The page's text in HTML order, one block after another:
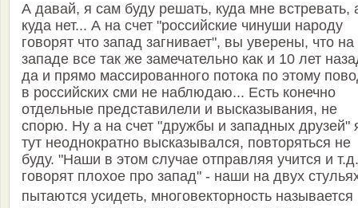
А давай, я сам буду решать, куда мне встревать,
куда нет... А на счет "российские чинуши народу
говорят что запад загнивает", вы уверены, что на
западе все так же замечательно как и 10 лет
да и прямо массированного потока по этому
в российских сми не наблюдаю... Есть конечно
отдельные представилели и высказывания, не
спорю. Ну а на счет "дружбы и западных друзей"
тут неоднократно высказывался, повторяться не
буду. "Наши в этом случае отправляя учится и
говорят плохое про запад" - наши на двух
пытаются усидеть, многовекторность называется